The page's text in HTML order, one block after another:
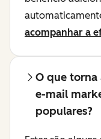
acompanhar a
O que torna
e-mail
populares?